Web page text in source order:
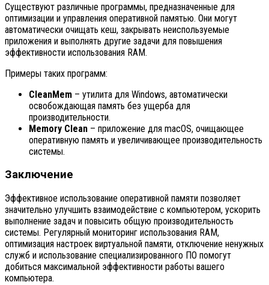
Существуют различные программы, предназначенные для
оптимизации и управления оперативной памятью. Они могут
автоматически очищать кеш, закрывать неиспользуемые
приложения и выполнять другие задачи для повышения
эффективности использования RAM.
Примеры таких программ:
CleanMem – утилита для Windows, автоматически
освобождающая память без ущерба для
производительности.
Memory Clean – приложение для macOS, очищающее
оперативную память и увеличивающее производительность
системы.
Заключение
Эффективное использование оперативной памяти позволяет
значительно улучшить взаимодействие с компьютером, ускорить
выполнение задач и повысить общую производительность
системы. Регулярный мониторинг использования RAM,
оптимизация настроек виртуальной памяти, отключение ненужных
служб и использование специализированного ПО помогут
добиться максимальной эффективности работы вашего
компьютера.